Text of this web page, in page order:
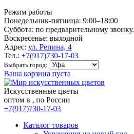
Режим работы
Понедельник-пятница: 9:00–18:00
Суббота: по предварительному звонку.
Воскресенье: выходной
Адрес: ул. Репина, 4
Тел.: +7(917)730-17-03
Выбрать город:
Ваша корзина пуста
Искусственные цветы
оптом в , по России
+7(917)730-17-03
Каталог товаров